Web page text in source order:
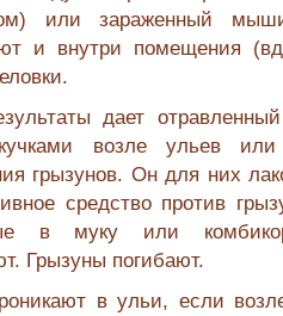
или зараженный
и внутри помещения
дает
возле ульев
грызунов. Он для них
средство против
в муку или
Грызуны погибают.
в ульи, если